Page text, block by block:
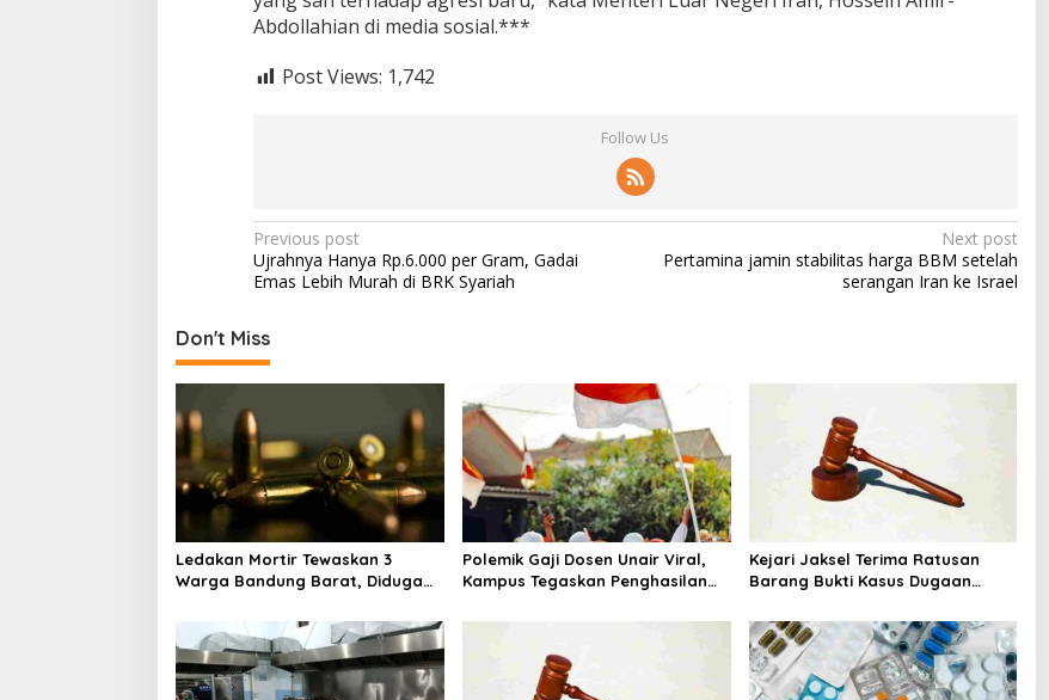
Abdollahian di media sosial.***
Post Views: 1,742
Follow Us
P
o
t
n
a
v
i
g
a
t
o
n
Previous post
Ujrahnya Hanya Rp.6.000 per Gram, Gadai
Emas Lebih Murah di BRK Syariah
Next post
Pertamina jamin stabilitas harga BBM setelah
serangan Iran ke Israel
Don't Miss
Ledakan Mortir Tewaskan 3
Warga Bandung Barat, Diduga
Polemik Gaji Dosen Unair Viral,
Kampus Tegaskan Penghasilan
Kejari Jaksel Terima Ratusan
Barang Bukti Kasus Dugaan